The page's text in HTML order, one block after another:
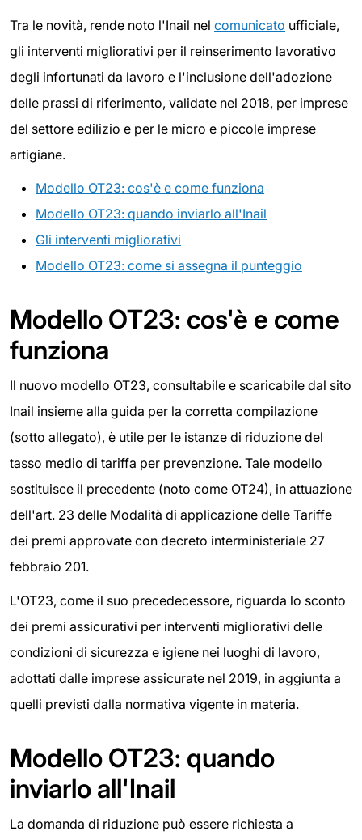
Tra le novità, rende noto l'Inail nel comunicato ufficiale,
gli interventi migliorativi per il reinserimento lavorativo
degli infortunati da lavoro e l'inclusione dell'adozione
delle prassi di riferimento, validate nel 2018, per imprese
del settore edilizio e per le micro e piccole imprese
artigiane.
Modello OT23: cos'è e come funziona
Modello OT23: quando inviarlo all'Inail
Gli interventi migliorativi
Modello OT23: come si assegna il punteggio
Modello OT23: cos'è e come
funziona
Il nuovo modello OT23, consultabile e scaricabile dal sito
Inail insieme alla guida per la corretta compilazione
(sotto allegato), è utile per le istanze di riduzione del
tasso medio di tariffa per prevenzione. Tale modello
sostituisce il precedente (noto come OT24), in attuazione
dell'art. 23 delle Modalità di applicazione delle Tariffe
dei premi approvate con decreto interministeriale 27
febbraio 201.
L'OT23, come il suo precedecessore, riguarda lo sconto
dei premi assicurativi per interventi migliorativi delle
condizioni di sicurezza e igiene nei luoghi di lavoro,
adottati dalle imprese assicurate nel 2019, in aggiunta a
quelli previsti dalla normativa vigente in materia.
Modello OT23: quando
inviarlo all'Inail
La domanda di riduzione può essere richiesta a